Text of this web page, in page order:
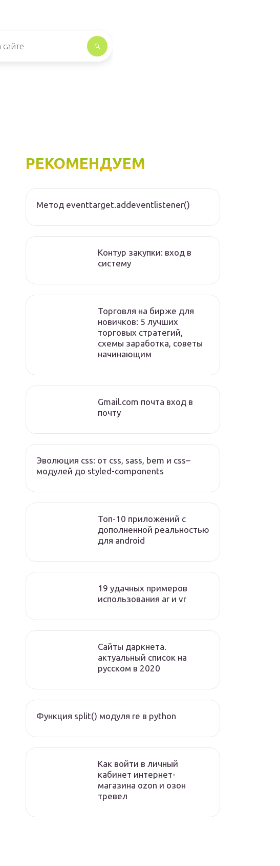
РЕКОМЕНДУЕМ
Метод eventtarget.addeventlistener()
Контур закупки: вход в
систему
Торговля на бирже для
новичков: 5 лучших
торговых стратегий,
схемы заработка, советы
начинающим
Gmail.com почта вход в
почту
Эволюция css: от css, sass, bem и css–
модулей до styled-components
Топ-10 приложений с
дополненной реальностью
для android
19 удачных примеров
использования ar и vr
Сайты даркнета.
актуальный список на
русском в 2020
Функция split() модуля re в python
Как войти в личный
кабинет интернет-
магазина ozon и озон
тревел